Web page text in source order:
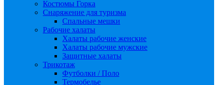
Костюмы Горка
Снаряжение для туризма
Спальные мешки
Рабочие халаты
Халаты рабочие женские
Халаты рабочие мужские
Защитные халаты
Трикотаж
Футболки / Поло
Термобелье